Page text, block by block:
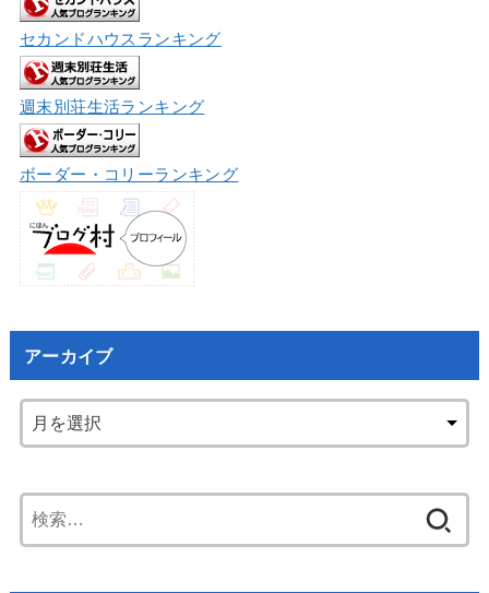
セカンドハウスランキング
週末別荘生活ランキング
ボーダー・コリーランキング
アーカイブ
索: